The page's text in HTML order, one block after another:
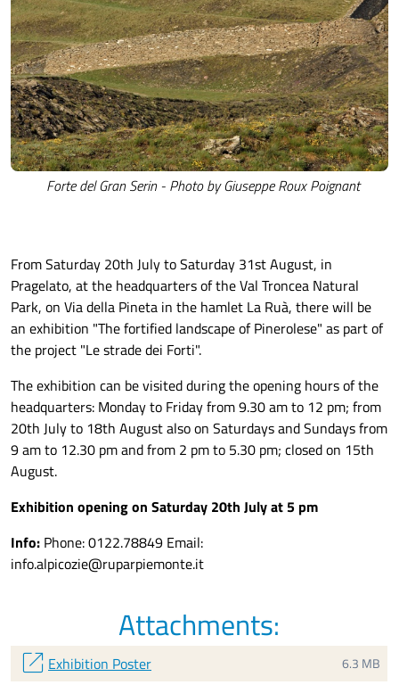
Forte del Gran Serin - Photo by Giuseppe Roux Poignant
From Saturday 20th July to Saturday 31st August, in
Pragelato, at the headquarters of the Val Troncea Natural
Park, on Via della Pineta in the hamlet La Ruà, there will be
an exhibition "The fortified landscape of Pinerolese" as part of
the project "Le strade dei Forti".
The exhibition can be visited during the opening hours of the
headquarters: Monday to Friday from 9.30 am to 12 pm; from
20th July to 18th August also on Saturdays and Sundays from
9 am to 12.30 pm and from 2 pm to 5.30 pm; closed on 15th
August.
Exhibition opening on Saturday 20th July at 5 pm
Info: Phone: 0122.78849 Email:
info.alpicozie@ruparpiemonte.it
Attachments:
open_in_new Exhibition Poster 6.3 MB